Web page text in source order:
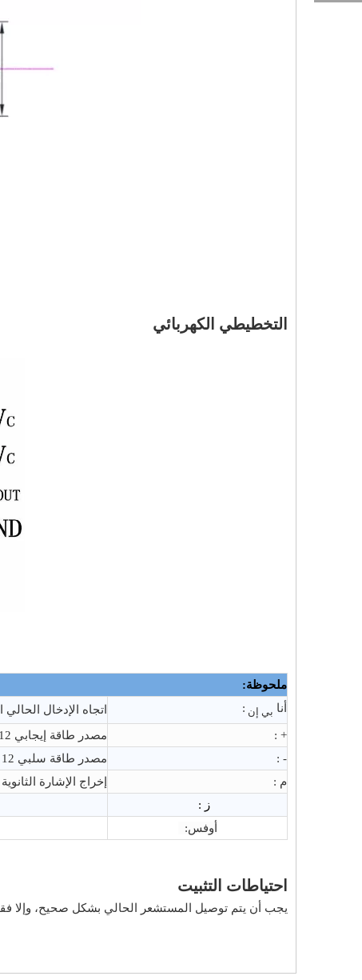
التخطيطي الكهربائي
ملحوظة:
أنا بي إن :
اتجاه الإدخال
+ :
مصدر طاقة إيجابي 12 فولت/15 فولت
- :
مصدر طاقة سلبي 12 فولت/15 فولت
م :
إخراج الإشارة الثانوية
ز :
أوفس:
احتياطات التثبيت
يجب أن يتم توصيل المستشعر الحالي بشكل صحيح، وإلا